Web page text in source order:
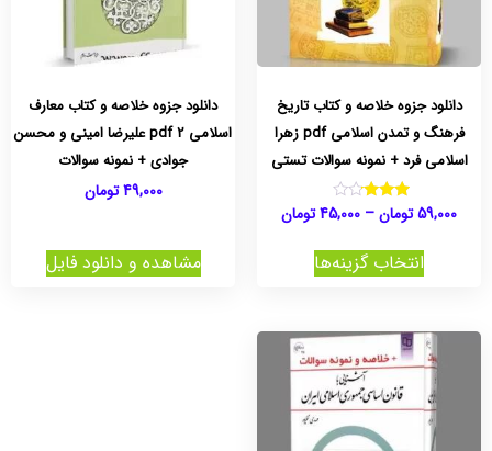
دانلود جزوه خلاصه و کتاب تاریخ
فرهنگ و تمدن اسلامی pdf زهرا
اسلامی فرد + نمونه سوالات تستی
نمره
3.00
59,000تومان–
45,000تومان
انتخاب گزینه‌ها
دانلود جزوه خلاصه و کتاب معارف
اسلامی 2 pdf علیرضا امینی و محسن
جوادی + نمونه سوالات
49,000 تومان
مشاهده و دانلود فایل